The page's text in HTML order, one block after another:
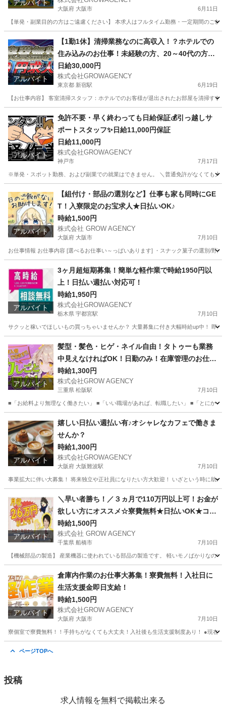
アルバイト
大阪府 大阪市 6月11日
【単発・副業目的の方はご遠慮ください】 本求人はフルタイム勤務・一定期間のご
工場 スタッフ
アルバイト
【1勤1休】清掃業務なのに高収入！？ホテルでの
住み込みのお仕事！未経験の方、20～40代の方活
躍中！
日給30,000円
株式会社GROWAGENCY
東京都 新宿駅 6月19日
【お仕事内容】 客室清掃スタッフ：ホテルでのお客様が退出されたお部屋を清掃す
新宿駅 工場 住み込み
アルバイト
免許不要・早く終わっても日給保証💰引っ越しサ
ポートスタッフ✨日給11,000円保証
日給11,000円
株式会社GROWAGENCY
神戸市 7月17日
※単発・スポット勤務、および副業での就業はできません。 ＼普通免許がなくても大
引越し スタッフ
アルバイト
【組付け・部品の選別など】仕事も家も同時にGE
T！入寮限定のお宝求人★日払いOK♪
時給1,500円
株式会社 GROW AGENCY
大阪府 大阪市 7月10日
お仕事情報 お仕事内容 [選べるお仕事い～っぱいあります] ・スナック菓子の選別/野
軽作業 大阪 大阪市 軽作業 時給
アルバイト
3ヶ月超短期募集！簡単な軽作業で時給1950円以
上！日払い週払い対応可！
時給1,950円
株式会社GROWAGENCY
栃木県 宇都宮駅 7月10日
サクッと稼いでほしいもの買っちゃいませんか？ 大量募集に付き大幅時給up中！ 即
宇都宮駅 その他 時給
アルバイト
髪型・髪色・ヒゲ・ネイル自由！タトゥーも業務
中見えなければOK！日勤のみ！在庫管理のお仕事
♪
時給1,300円
株式会社GROW AGENCY
三重県 松阪駅 7月10日
■「お給料より無理なく働きたい」 ■「いい職場があれば、転職したい」 ■「とにか
松阪駅 その他 三重
業務
アルバイト
嬉しい日払い週払い有♪オシャレなカフェで働きま
せんか？
時給1,300円
株式会社GROWAGENCY
大阪府 大阪難波駅 7月10日
事業拡大に伴い大募集！ 将来独立や正社員になりたい方大歓迎！ いざという時に助
大阪難波駅 カフェ 時給
アルバイト
＼早い者勝ち！／３ヵ月で110万円以上可！お金が
欲しい方にオススメ☆寮費無料★日払いOK★コツ
コツ作業☆赴任交通費支給◎
時給1,500円
株式会社 GROW AGENCY
千葉県 船橋市 7月10日
【機械部品の製造】 産業機器に使われている部品の製造です。 軽いモノばかりな
軽作業 千葉 軽作業 短期間
アルバイト
倉庫内作業のお仕事大募集！寮費無料！入社日に
生活支援金即日支給！
時給1,500円
株式会社GROW AGENCY
大阪府 大阪市 7月10日
寮個室で寮費無料！！手持ちがなくても大丈夫！入社後も生活支援制度あり！ ●現在
ページTOPへ
投稿
求人情報を無料で掲載出来る